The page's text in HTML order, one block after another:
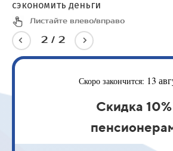
сэкономить деньги
Листайте влево/вправо
2/ 2
Скоро закончится: 13
Скидка 10%